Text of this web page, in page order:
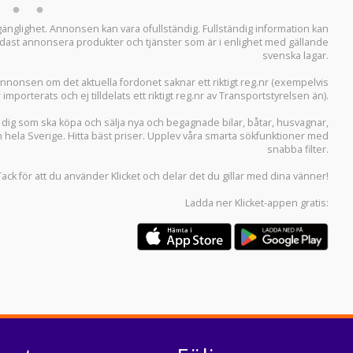
Annonsen kan vara ofullständig. Fullständig information kan
annonsera produkter och tjänster som är i enlighet med gällande
svenska lagar.
om det aktuella fordonet saknar ett riktigt reg.nr (exempelvis
och ej tilldelats ett riktigt reg.nr av Transportstyrelsen än).
som ska köpa och sälja nya och begagnade bilar, båtar, husvagnar,
Sverige. Hitta bäst priser. Upplev våra smarta sökfunktioner med
snabba filter.
för att du använder Klicket och delar det du gillar med dina vänner!
Ladda ner Klicket-appen gratis: